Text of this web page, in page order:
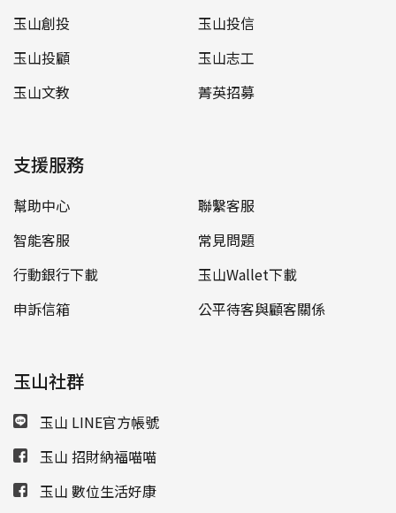
玉山創投
玉山投信
玉山投顧
玉山志工
玉山文教
菁英招募
支援服務
幫助中心
聯繫客服
智能客服
常見問題
行動銀行下載
玉山Wallet下載
申訴信箱
公平待客與顧客關係
玉山社群
玉山 LINE官方帳號
玉山 招財納福喵喵
玉山 數位生活好康